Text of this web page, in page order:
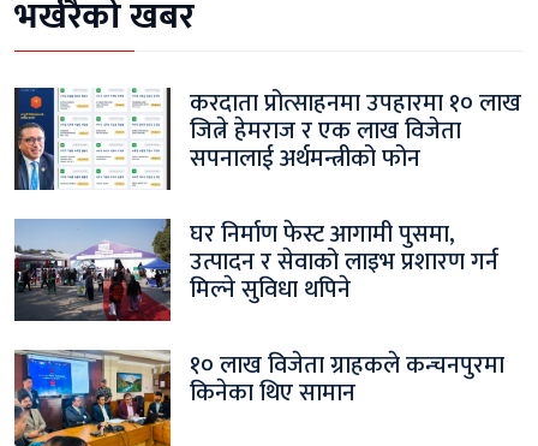
भर्खरैको खबर
करदाता प्रोत्साहनमा उपहारमा १० लाख
जित्ने हेमराज र एक लाख विजेता
सपनालाई अर्थमन्त्रीको फोन
घर निर्माण फेस्ट आगामी पुसमा,
उत्पादन र सेवाको लाइभ प्रशारण गर्न
मिल्ने सुविधा थपिने
१० लाख विजेता ग्राहकले कन्चनपुरमा
किनेका थिए सामान